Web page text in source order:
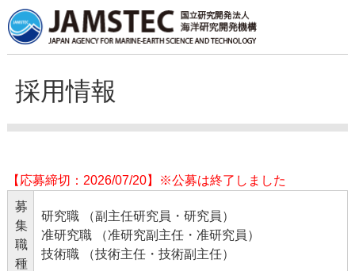
採用情報
【応募締切：2026/07/20】※公募は終了しました
募
集
職
種
研究職 （副主任研究員・研究員）
准研究職 （准研究副主任・准研究員）
技術職 （技術主任・技術副主任）